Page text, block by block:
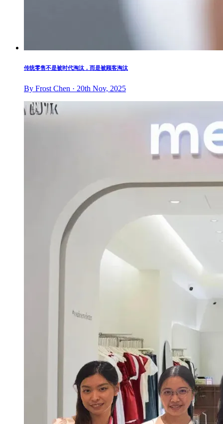
传统零售不是被时代淘汰，而是被顾客淘汰
By Frost Chen · 20th Nov, 2025